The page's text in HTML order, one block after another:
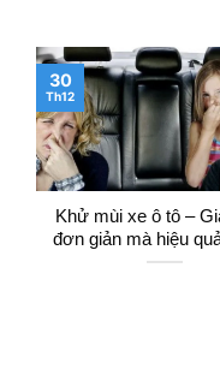
Khử mùi xe ô tô –
đơn giản mà hiệu
30
Th12